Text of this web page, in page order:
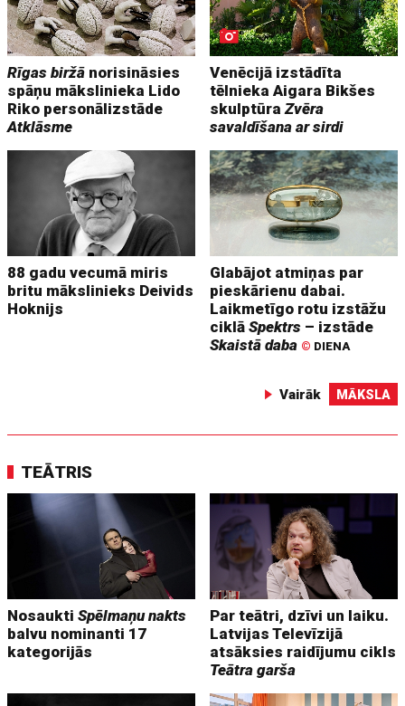
Rīgas biržā norisināsies
spāņu mākslinieka Lido
Riko personālizstāde
Atklāsme
Venēcijā izstādīta
tēlnieka Aigara Bikšes
skulptūraZvēra
savaldīšana ar sirdi
88 gadu vecumā miris
britu mākslinieks Deivids
Hoknijs
Glabājot atmiņas par
pieskārienu dabai.
Laikmetīgo rotu izstāžu
ciklāSpektrs – izstāde
Skaistā daba © DIENA
Vairāk MĀKSLA
TEĀTRIS
NosauktiSpēlmaņu nakts
balvu nominanti 17
kategorijās
Par teātri, dzīvi un laiku.
Latvijas Televīzijā
atsāksies raidījumu cikls
Teātra garša